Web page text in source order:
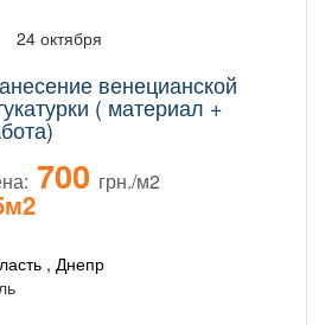
24 октября
венецианской
( материал +
700 грн./м2
, Днепр